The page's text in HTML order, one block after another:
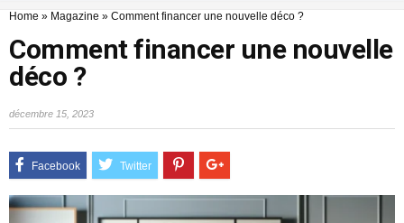
Home » Magazine » Comment financer une nouvelle déco ?
Comment financer une nouvelle
déco ?
décembre 15, 2023